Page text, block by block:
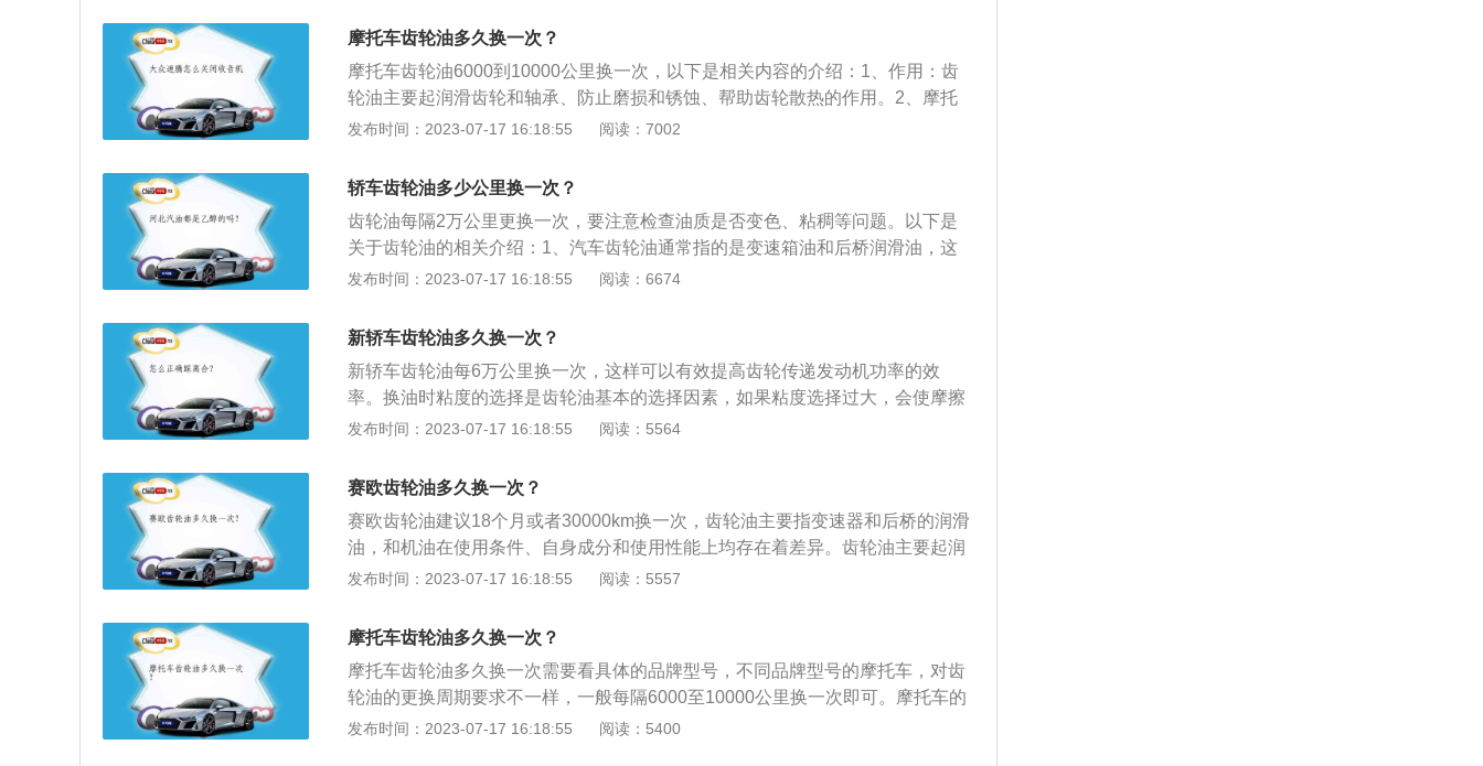
为主，加入极压抗磨剂和油性剂调制而成的一种润滑油。2、作用：齿轮油主要
起润滑齿轮和轴承、防止磨损和锈蚀、帮助齿轮散热等作用，用于各种齿轮传动
装置，延长其使用寿命，提高传递功率效率。
摩托车齿轮油多久换一次？
摩托车齿轮油6000到10000公里换一次，以下是相关内容的介绍：1、作用：齿
轮油主要起润滑齿轮和轴承、防止磨损和锈蚀、帮助齿轮散热的作用。2、摩托
车胎压标准：前轮压力170千帕，后轮压力200到220千帕。以下是摩托车胎压不
果减弱。3、平地：平地推行车辆时感觉到费力。4、磨损：轮胎磨损程度严重。
5、轮胎：造成轮胎早期损坏。6、爆胎：长途行驶中产生大量的热，容易发生爆
胎。
发布时间：2023-07-17 16:18:55 阅读：7002
轿车齿轮油多少公里换一次？
齿轮油每隔2万公里更换一次，要注意检查油质是否变色、粘稠等问题。以下是
关于齿轮油的相关介绍：1、汽车齿轮油通常指的是变速箱油和后桥润滑油，这
些传动机构都有着非常多的齿轮部件，运转时表面压力高，所以需要齿轮油来进
速箱油和手动变速箱油，手动变速箱油更换周期可比自动变速箱油稍长，两者均
可控制在6-8万公里更换一次。
发布时间：2023-07-17 16:18:55 阅读：6674
新轿车齿轮油多久换一次？
新轿车齿轮油每6万公里换一次，这样可以有效提高齿轮传递发动机功率的效
率。换油时粘度的选择是齿轮油基本的选择因素，如果粘度选择过大，会使摩擦
面过热，也会造成不必要的动力损耗。制造汽车齿轮常用的钢有调质钢、淬火
铸铁的机械性能较差，可用于轻载的开式齿轮传动中；球墨铸铁可部分地代替钢
制造齿轮；塑料齿轮多用于轻载和要求噪声低的地方，与其配对的齿轮一般用导
热性好的钢齿轮。
发布时间：2023-07-17 16:18:55 阅读：5564
赛欧齿轮油多久换一次？
赛欧齿轮油建议18个月或者30000km换一次，齿轮油主要指变速器和后桥的润滑
油，和机油在使用条件、自身成分和使用性能上均存在着差异。齿轮油主要起润
滑齿轮和轴承、防止磨损和锈蚀、帮助齿轮散热等作用。赛欧的车身尺寸长宽高
前置前驱，前悬挂类型为麦弗逊式独立悬挂，后悬挂类型为扭力梁式非独立悬
挂，车体结构为承载式。
发布时间：2023-07-17 16:18:55 阅读：5557
摩托车齿轮油多久换一次？
摩托车齿轮油多久换一次需要看具体的品牌型号，不同品牌型号的摩托车，对齿
轮油的更换周期要求不一样，一般每隔6000至10000公里换一次即可。摩托车的
齿轮箱相对封闭，其只润滑几个齿轮和轴承，温度和转速都不高，齿轮油不容易
发布时间：2023-07-17 16:18:55 阅读：5400